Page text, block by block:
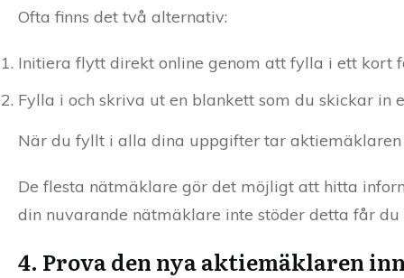
Ofta finns det två alternativ:
Initiera flytt direkt online genom att fylla i ett kort
Fylla i och skriva ut en blankett som du skickar in
När du fyllt i alla dina uppgifter tar aktiemäklaren
De flesta nätmäklare gör det möjligt att hitta
din nuvarande nätmäklare inte stöder detta får
4. Prova den nya aktiemäklaren